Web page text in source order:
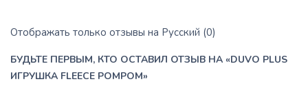
Отображать только отзывы на Русский (0)
БУДЬТЕ ПЕРВЫМ, КТО ОСТАВИЛ ОТЗЫВ НА «DUVO PLUS
ИГРУШКА FLEECE POMPOM»